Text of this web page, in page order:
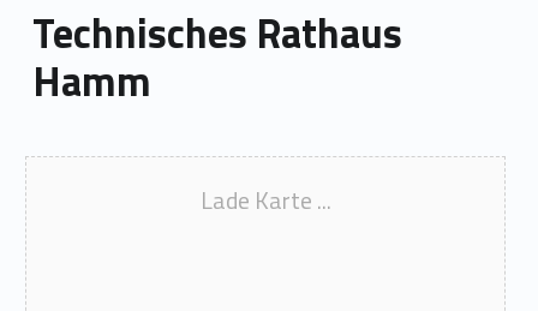
Technisches Rathaus
Hamm
Lade Karte ...